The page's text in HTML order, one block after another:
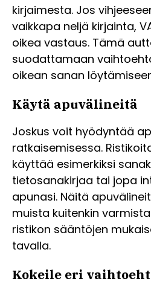
kirjaimesta. Jos
vaikkapa neljä kirjainta,
oikea vastaus. Tämä
suodattamaan
oikean sanan
Käytä apuvälineitä
Joskus voit hyödyntää
ratkaisemisessa.
käyttää esimerkiksi
tietosanakirjaa tai jopa
apunasi. Näitä
muista kuitenkin
ristikon sääntöjen
tavalla.
Kokeile eri